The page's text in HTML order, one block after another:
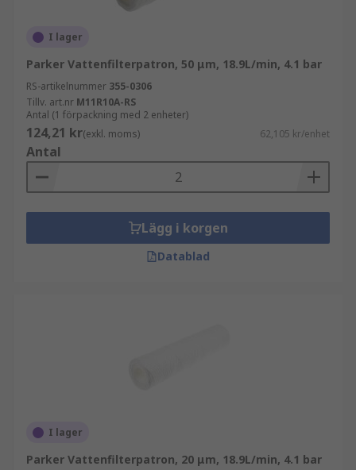
I lager
Parker Vattenfilterpatron, 50 μm, 18.9L/min, 4.1 bar
RS-artikelnummer 355-0306
Tillv. art.nr M11R10A-RS
Antal (1 förpackning med 2 enheter)
124,21 kr(exkl. moms) 62,105 kr/enhet
Antal
Lägg i korgen
Datablad
I lager
Parker Vattenfilterpatron, 20 μm, 18.9L/min, 4.1 bar